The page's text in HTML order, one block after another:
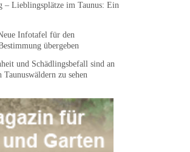
– Lieblingsplätze im Taunus: Ein
Infotafel für den
übergeben
und Schädlingsbefall sind an
zu sehen